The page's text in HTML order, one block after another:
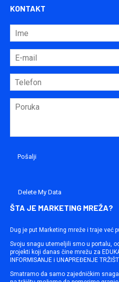
KONTAKT
Delete My Data
ŠTA JE MARKETING MREŽA?
Dug je put Marketing mreže i traje već
Svoju snagu utemeljili smo u portalu,
projekti koji danas čine mrežu za
INFORMISANJE i UNAPREĐENJE
Smatramo da samo zajedničkim